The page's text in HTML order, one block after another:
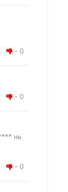
- 0
- 0
нь
- 0